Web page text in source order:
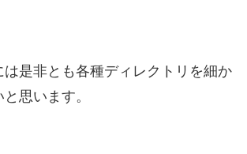
是非とも各種ディレクトリを細か
思います。